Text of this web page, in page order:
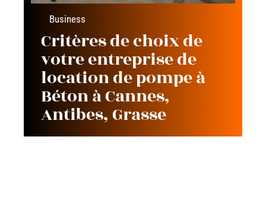
Business
Critères de choix de
votre entreprise de
location de pompe à
Béton à Cannes,
Antibes, Grasse